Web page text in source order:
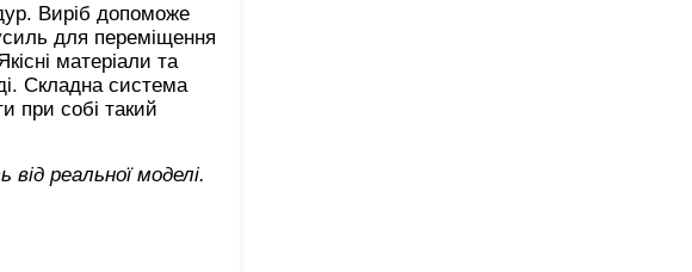
Виріб допоможе
для переміщення
матеріали та
Складна система
при собі такий
реальної моделі.